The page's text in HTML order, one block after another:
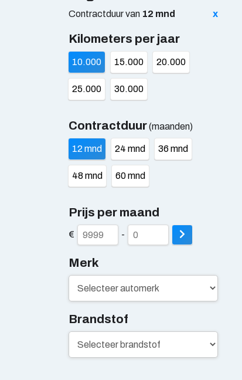
Contractduur van 12 mnd x
Kilometers per jaar
10.000 15.000 20.000
25.000 30.000
Contractduur(maanden)
12 mnd 24 mnd 36 mnd
48 mnd 60 mnd
Prijs per maand
€ -
Merk
Brandstof